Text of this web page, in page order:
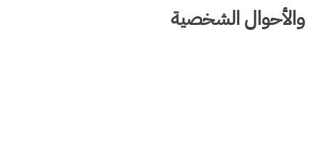
والأحوال الشخصية